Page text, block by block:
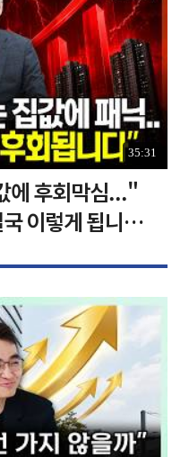
35:31
에 후회막심..."
이렇게 됩니다 I